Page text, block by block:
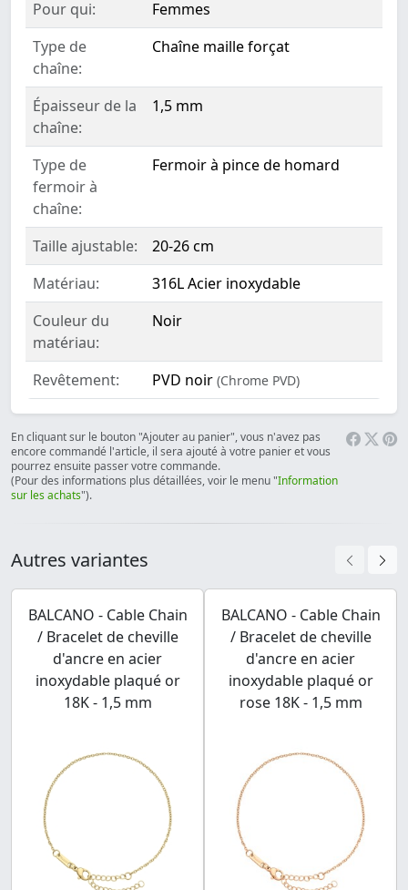
Pour qui:
Femmes
Type de
chaîne:
Chaîne maille forçat
Épaisseur de la
chaîne:
1,5 mm
Type de
fermoir à
chaîne:
Fermoir à pince de homard
Taille ajustable:
20-26 cm
Matériau:
316L Acier inoxydable
Couleur du
matériau:
Noir
Revêtement: PVD noir (Chrome PVD)
En cliquant sur le bouton "Ajouter au panier", vous n'avez pas
encore commandé l'article, il sera ajouté à votre panier et vous
pourrez ensuite passer votre commande.
(Pour des informations plus détaillées, voir le menu "Information
sur les achats").
Autres variantes
BALCANO - Cable Chain
/ Bracelet de cheville
d'ancre en acier
inoxydable plaqué or
18K - 1,5 mm
BALCANO - Cable Chain
/ Bracelet de cheville
d'ancre en acier
inoxydable plaqué or
rose 18K - 1,5 mm